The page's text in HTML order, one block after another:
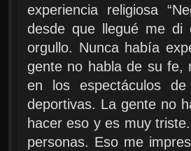
experiencia religiosa
desde que llegué me
orgullo. Nunca había
gente no habla de su fe,
en los espectáculos
deportivas. La gente no
hacer eso y es muy
personas. Eso me